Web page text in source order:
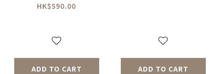
HK$590.00
ADD TO CART ADD TO CART